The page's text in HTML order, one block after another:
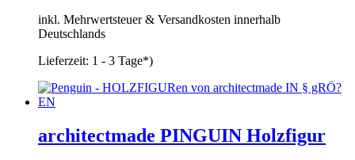
war:
€89,00
ist:
inkl. Mehrwertsteuer & Versandkosten innerhalb
Deutschlands
Lieferzeit: 1 - 3 Tage*)
architectmade PINGUIN Holzfigur